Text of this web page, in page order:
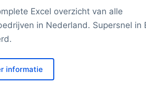
Excel overzicht van alle
in Nederland. Supersnel in
informatie